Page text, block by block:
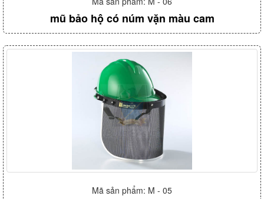
mũ bảo hộ có núm vặn màu cam
Mã sản phẩm: M - 05